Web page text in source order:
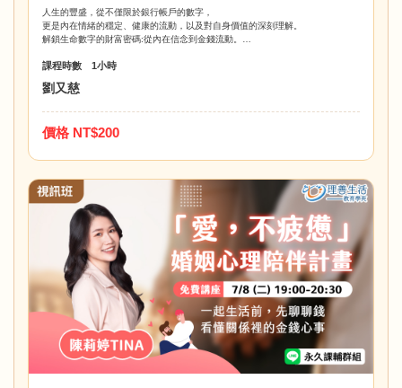
人生的豐盛，從不僅限於銀行帳戶的數字，
更是內在情緒的穩定、健康的流動，以及對自身價值的深刻理解。
解鎖生命數字的財富密碼:從內在信念到金錢流動。
或改善與親密關係間連結的人，都能從中獲得深刻啟發。
課程時數 1小時
劉又慈
價格 NT$200